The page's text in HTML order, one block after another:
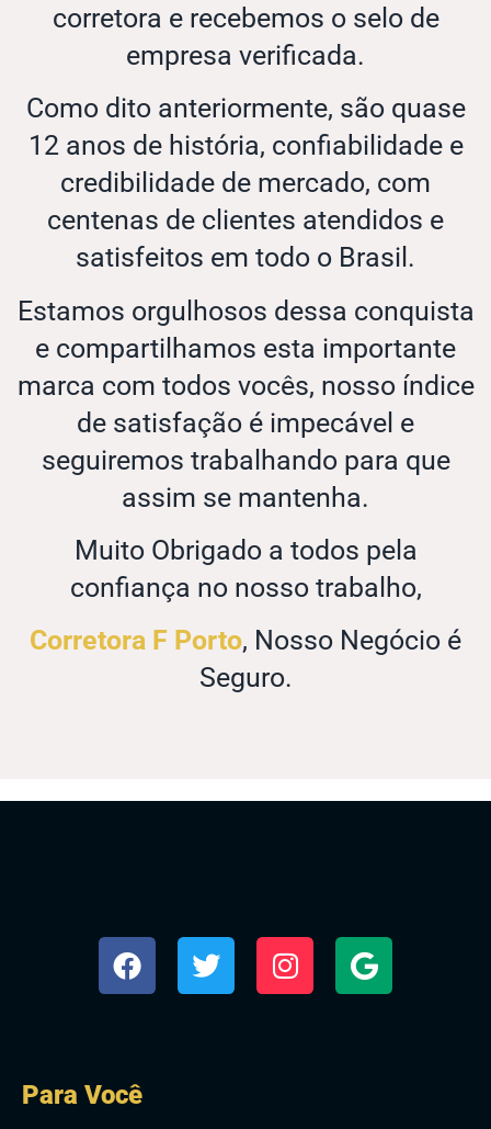
corretora e recebemos o selo de
empresa verificada.
Como dito anteriormente, são quase
12 anos de história, confiabilidade e
credibilidade de mercado, com
centenas de clientes atendidos e
satisfeitos em todo o Brasil.
Estamos orgulhosos dessa conquista
e compartilhamos esta importante
marca com todos vocês, nosso índice
de satisfação é impecável e
seguiremos trabalhando para que
assim se mantenha.
Muito Obrigado a todos pela
confiança no nosso trabalho,
Corretora F Porto, Nosso Negócio é
Seguro.
Para Você